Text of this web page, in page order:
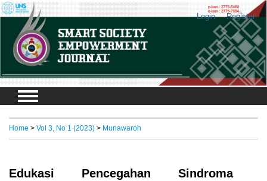
Login Register
Home > Vol 3, No 1 (2023) > Munawaroh
Edukasi Pencegahan Sindroma